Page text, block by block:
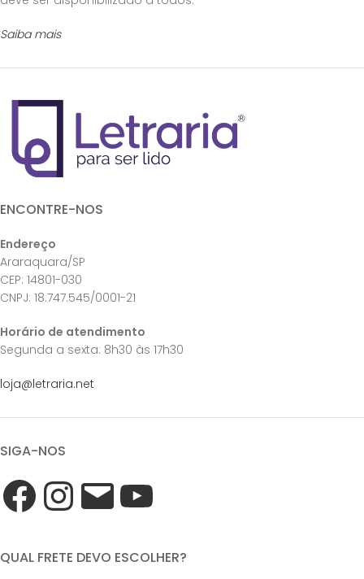
Saiba mais
ENCONTRE-NOS
Endereço
Araraquara/SP
CEP: 14801-030
CNPJ: 18.747.545/0001-21
Horário de atendimento
Segunda a sexta: 8h30 às 17h30
loja@letraria.net
SIGA-NOS
QUAL FRETE DEVO ESCOLHER?